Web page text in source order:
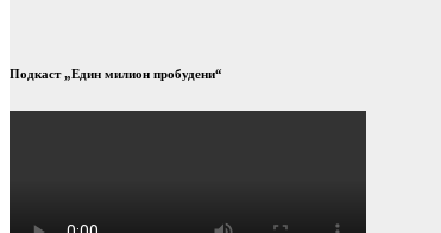
Подкаст „Един милион пробудени“